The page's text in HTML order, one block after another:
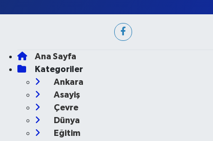
Ana Sayfa
Kategoriler
Ankara
Asayiş
Çevre
Dünya
Eğitim